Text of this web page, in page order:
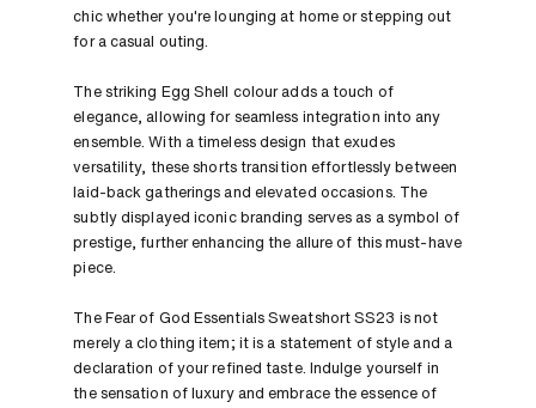
chic whether you're lounging at home or stepping out
for a casual outing.
The striking Egg Shell colour adds a touch of
elegance, allowing for seamless integration into any
ensemble. With a timeless design that exudes
versatility, these shorts transition effortlessly between
laid-back gatherings and elevated occasions. The
subtly displayed iconic branding serves as a symbol of
prestige, further enhancing the allure of this must-have
piece.
The Fear of God Essentials Sweatshort SS23 is not
merely a clothing item; it is a statement of style and a
declaration of your refined taste. Indulge yourself in
the sensation of luxury and embrace the essence of